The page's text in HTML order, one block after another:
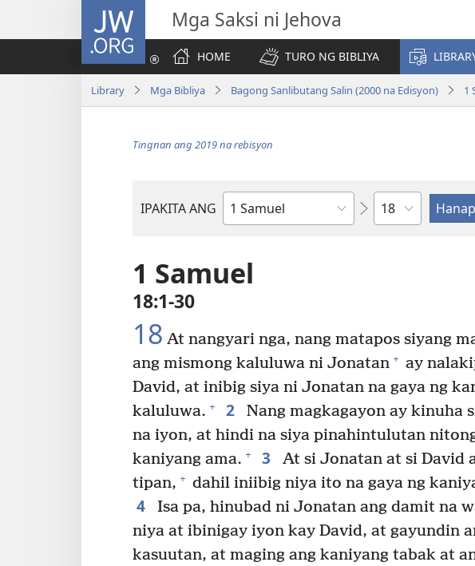
JW.ORG Mga Saksi ni Jehova
HOME
TURO NG BIBLIYA
Library Mga Bibliya Bagong Sanlibutang Salin (2000 na Edisyon) 1
Tingnan ang 2019 na rebisyon
IPAKITA ANG
Aklat
Bibliya
Kabanata
1 Samuel
18:1-30
18 At nangyari nga, nang matapos siyang
ang mismong kaluluwa ni Jonatan + ay
David, at inibig siya ni Jonatan na gaya ng
kaluluwa. + 2
Nang magkagayon ay kinuha
na iyon, at hindi na siya pinahintulutan
kaniyang ama. + 3
At si Jonatan at si David
tipan, + dahil iniibig niya ito na gaya ng
4
Isa pa, hinubad ni Jonatan ang damit na
niya at ibinigay iyon kay David, at gayundin
kasuutan, at maging ang kaniyang tabak at